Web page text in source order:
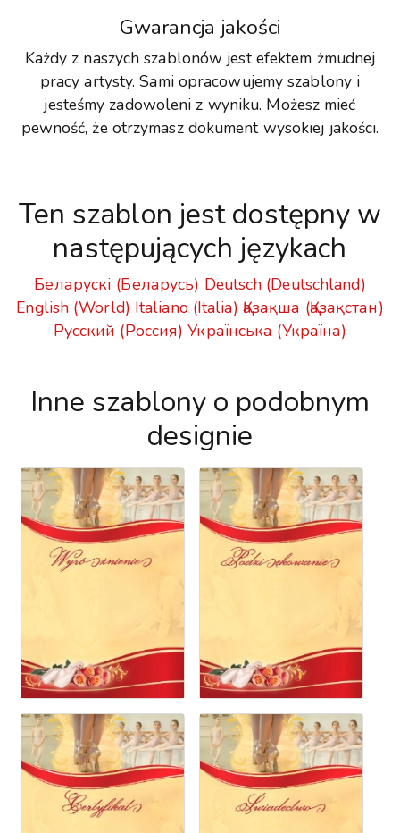
Gwarancja jakości
Każdy z naszych szablonów jest efektem żmudnej
pracy artysty. Sami opracowujemy szablony i
jesteśmy zadowoleni z wyniku. Możesz mieć
pewność, że otrzymasz dokument wysokiej jakości.
Ten szablon jest dostępny w
następujących językach
Беларускі (Беларусь) Deutsch (Deutschland)
English (World) Italiano (Italia) Қазақша (Қазақстан)
Русский (Россия) Українська (Україна)
Inne szablony o podobnym
designie